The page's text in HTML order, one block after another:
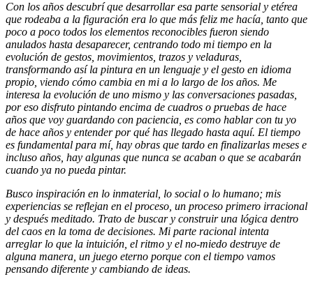
Con los años descubrí que desarrollar esa parte sensorial y etérea
que rodeaba a la figuración era lo que más feliz me hacía, tanto que
poco a poco todos los elementos reconocibles fueron siendo
anulados hasta desaparecer, centrando todo mi tiempo en la
evolución de gestos, movimientos, trazos y veladuras,
transformando así la pintura en un lenguaje y el gesto en idioma
propio, viendo cómo cambia en mi a lo largo de los años. Me
interesa la evolución de uno mismo y las conversaciones pasadas,
por eso disfruto pintando encima de cuadros o pruebas de hace
años que voy guardando con paciencia, es como hablar con tu yo
de hace años y entender por qué has llegado hasta aquí. El tiempo
es fundamental para mí, hay obras que tardo en finalizarlas meses e
incluso años, hay algunas que nunca se acaban o que se acabarán
cuando ya no pueda pintar.
Busco inspiración en lo inmaterial, lo social o lo humano; mis
experiencias se reflejan en el proceso, un proceso primero irracional
y después meditado. Trato de buscar y construir una lógica dentro
del caos en la toma de decisiones. Mi parte racional intenta
arreglar lo que la intuición, el ritmo y el no-miedo destruye de
alguna manera, un juego eterno porque con el tiempo vamos
pensando diferente y cambiando de ideas.